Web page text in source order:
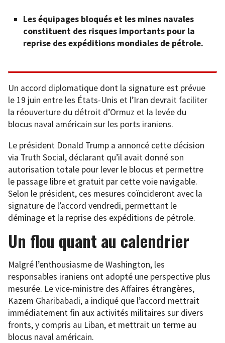
Les équipages bloqués et les mines navales
constituent des risques importants pour la
reprise des expéditions mondiales de pétrole.
Un accord diplomatique dont la signature est prévue
le 19 juin entre les États-Unis et l’Iran devrait faciliter
la réouverture du détroit d’Ormuz et la levée du
blocus naval américain sur les ports iraniens.
Le président Donald Trump a annoncé cette décision
via Truth Social, déclarant qu’il avait donné son
autorisation totale pour lever le blocus et permettre
le passage libre et gratuit par cette voie navigable.
Selon le président, ces mesures coïncideront avec la
signature de l’accord vendredi, permettant le
déminage et la reprise des expéditions de pétrole.
Un flou quant au calendrier
Malgré l’enthousiasme de Washington, les
responsables iraniens ont adopté une perspective plus
mesurée. Le vice-ministre des Affaires étrangères,
Kazem Gharibabadi, a indiqué que l’accord mettrait
immédiatement fin aux activités militaires sur divers
fronts, y compris au Liban, et mettrait un terme au
blocus naval américain.